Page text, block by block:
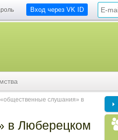
Вход через VK ID
слушания» в
в Люберецком